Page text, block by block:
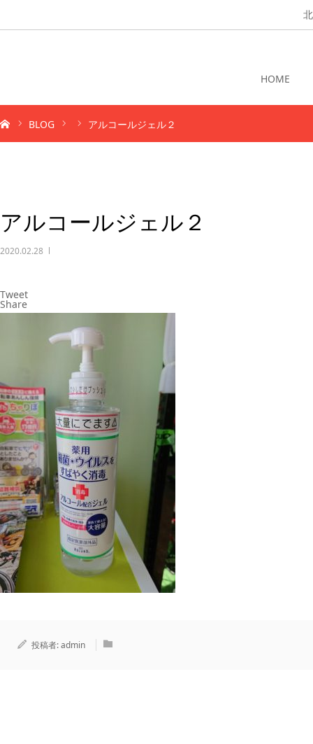
HOME
BLOG アルコールジェル２
アルコールジェル２
2020.02.28
Tweet
Share
投稿者:admin